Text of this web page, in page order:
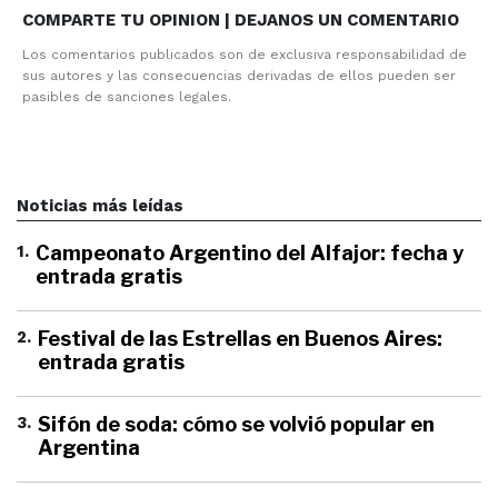
COMPARTE TU OPINION | DEJANOS UN COMENTARIO
Los comentarios publicados son de exclusiva responsabilidad de
sus autores y las consecuencias derivadas de ellos pueden ser
pasibles de sanciones legales.
Noticias más leídas
1. Campeonato Argentino del Alfajor: fecha y
entrada gratis
2. Festival de las Estrellas en Buenos Aires:
entrada gratis
3. Sifón de soda: cómo se volvió popular en
Argentina